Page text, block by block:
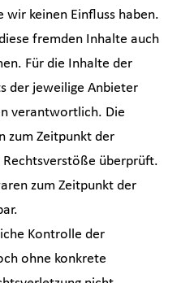
keinen Einfluss haben.
fremden Inhalte auch
Für die Inhalte der
der jeweilige Anbieter
verantwortlich. Die
zum Zeitpunkt der
überprüft.
zum Zeitpunkt der
Kontrolle der
ohne konkrete